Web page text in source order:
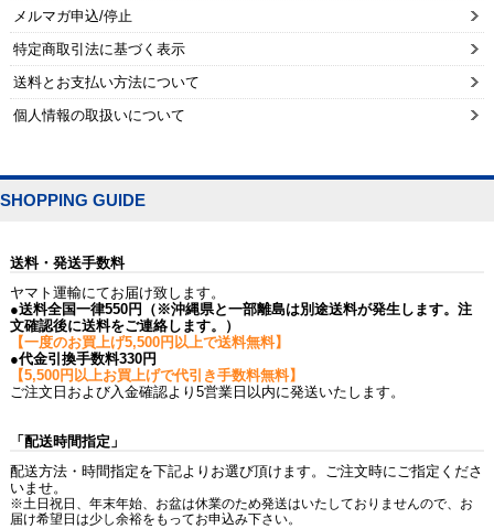
メルマガ申込/停止
特定商取引法に基づく表示
送料とお支払い方法について
個人情報の取扱いについて
SHOPPING GUIDE
送料・発送手数料
ヤマト運輸にてお届け致します。
●送料全国一律550円（※沖縄県と一部離島は別途送料が発生します。注
文確認後に送料をご連絡します。）
【一度のお買上げ5,500円以上で送料無料】
●代金引換手数料330円
【5,500円以上お買上げで代引き手数料無料】
ご注文日および入金確認より5営業日以内に発送いたします。
「配送時間指定」
配送方法・時間指定を下記よりお選び頂けます。ご注文時にご指定くださ
いませ。
※土日祝日、年末年始、お盆は休業のため発送はいたしておりませんので、お
届け希望日は少し余裕をもってお申込み下さい。